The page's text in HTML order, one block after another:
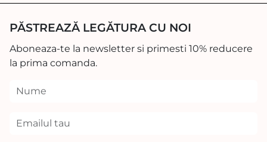
PĂSTREAZĂ LEGĂTURA CU NOI
Aboneaza-te la newsletter si primesti 10% reducere
la prima comanda.